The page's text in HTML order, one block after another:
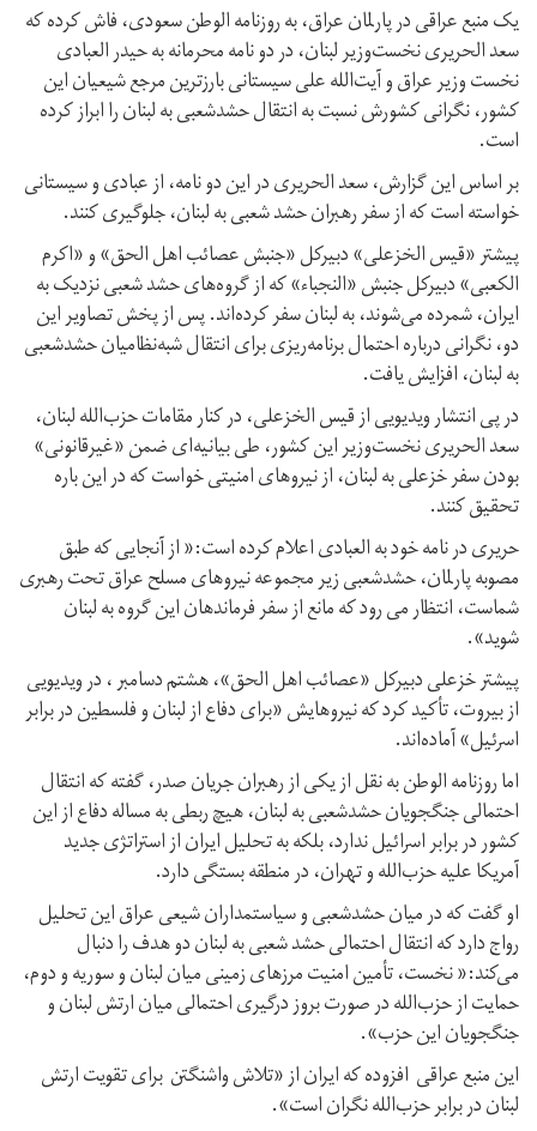
یک منبع عراقی در پارلمان عراق، به روزنامه الوطن سعودی، فاش کرده که
سعد الحریری نخست‌وزیر لبنان، در دو نامه محرمانه به حیدر العبادی
نخست وزیر عراق و آیت‌الله علی سیستانی بارزترین مرجع شیعیان این
کشور، نگرانی کشورش نسبت به انتقال حشدشعبی به لبنان را ابراز کرده
است.
بر اساس این گزارش، سعد الحریری در این دو نامه، از عبادی و سیستانی
خواسته است که از سفر رهبران حشد شعبی به لبنان، جلوگیری کنند.
پیشتر «قیس الخزعلی» دبیرکل «جنبش عصائب اهل الحق» و «اکرم
الکعبی» دبیرکل جنبش «النجباء» که از گروه‌های حشد شعبی نزدیک به
ایران، شمرده می‌شوند، به لبنان سفر کرده‌اند. پس از پخش تصاویر این
دو، نگرانی درباره احتمال برنامه‌ریزی برای انتقال شبه‌نظامیان حشد‌شعبی
به لبنان، افزایش یافت.
در پی انتشار ویدیویی از قیس الخزعلی، در کنار مقامات حزب‌الله لبنان،
سعد الحریری نخست‌وزیر این کشور، طی بیانیه‌ای ضمن «غیرقانونی»
بودن سفر خزعلی به لبنان، از نیروهای امنیتی خواست که در این باره
تحقیق کنند.
حریری در نامه خود به العبادی اعلام کرده است:« از آنجایی که طبق
مصوبه پارلمان، حشد‌شعبی زیر مجموعه نیروهای مسلح عراق تحت رهبری
شماست، انتظار می رود که مانع از سفر فرماندهان این گروه به لبنان
شوید».
پیشتر خزعلی دبیرکل «عصائب اهل الحق»، هشتم دسامبر ، در ویدیویی
از بیروت، تأکید کرد که نیروهایش «برای دفاع از لبنان و فلسطین در برابر
اسرئيل» آماده‌اند.
اما روزنامه الوطن به نقل از یکی از رهبران جریان صدر، گفته که انتقال
احتمالی جنگجویان حشد‌شعبی به لبنان، هیچ ربطی به مساله دفاع از این
کشور در برابر اسرائيل ندارد، بلکه به تحلیل ایران از استراتژی جدید
آمریکا علیه حزب‌الله و تهران، در منطقه بستگی دارد.
او گفت که در میان حشدشعبی و سیاستمداران شیعی عراق این تحلیل
رواج دارد که انتقال احتمالی حشد شعبی به لبنان دو هدف را دنبال
می‌کند:« نخست، تأمین امنیت مرزهای زمینی میان لبنان و سوریه و دوم،
حمایت از حزب‌الله در صورت بروز درگیری احتمالی میان ارتش لبنان و
جنگجویان این حزب».
این منبع عراقی افزوده که ایران از «تلاش واشنگتن برای تقویت ارتش
لبنان در برابر حزب‌الله نگران است».